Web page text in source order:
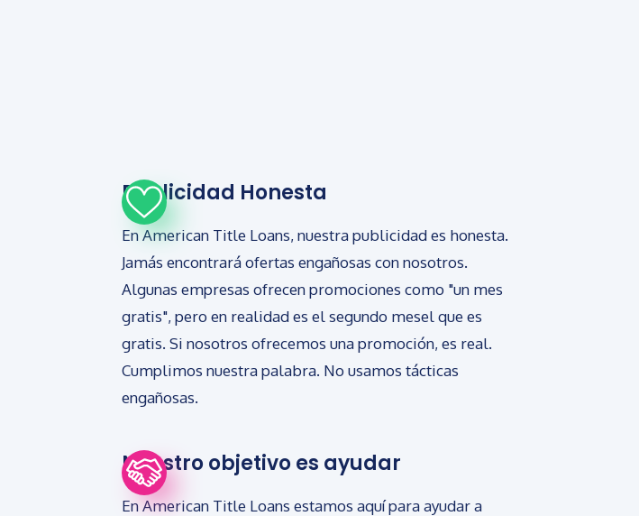
Publicidad Honesta
En American Title Loans, nuestra publicidad es honesta.
Jamás encontrará ofertas engañosas con nosotros.
Algunas empresas ofrecen promociones como "un mes
gratis", pero en realidad es el segundo mesel que es
gratis. Si nosotros ofrecemos una promoción, es real.
Cumplimos nuestra palabra. No usamos tácticas
engañosas.
Nuestro objetivo es ayudar
En American Title Loans estamos aquí para ayudar a